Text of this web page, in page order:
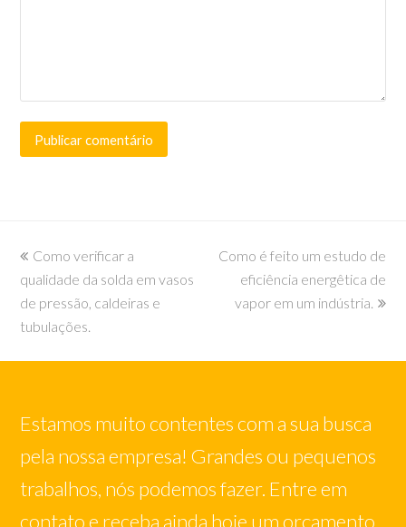
previous
post:
Como verificar a
qualidade da solda em vasos
de pressão, caldeiras e
tubulações.
next
post:
Como é feito um estudo de
eficiência energêtica de
vapor em um indústria.
Estamos muito contentes com a sua busca
pela nossa empresa! Grandes ou pequenos
trabalhos, nós podemos fazer. Entre em
contato e receba ainda hoje um orçamento